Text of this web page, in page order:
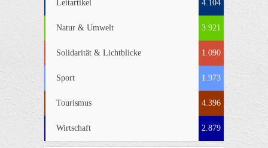
Leitartikel 4.104
Natur & Umwelt 3.921
Solidarität & Lichtblicke 1.090
Sport 1.973
Tourismus 4.396
Wirtschaft 2.879